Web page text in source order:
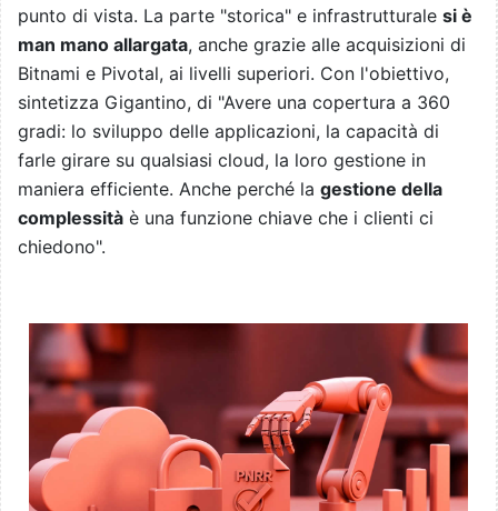
punto di vista. La parte "storica" e infrastrutturale si è
man mano allargata, anche grazie alle acquisizioni di
Bitnami e Pivotal, ai livelli superiori. Con l'obiettivo,
sintetizza Gigantino, di "Avere una copertura a 360
gradi: lo sviluppo delle applicazioni, la capacità di
farle girare su qualsiasi cloud, la loro gestione in
maniera efficiente. Anche perché la gestione della
complessità è una funzione chiave che i clienti ci
chiedono".